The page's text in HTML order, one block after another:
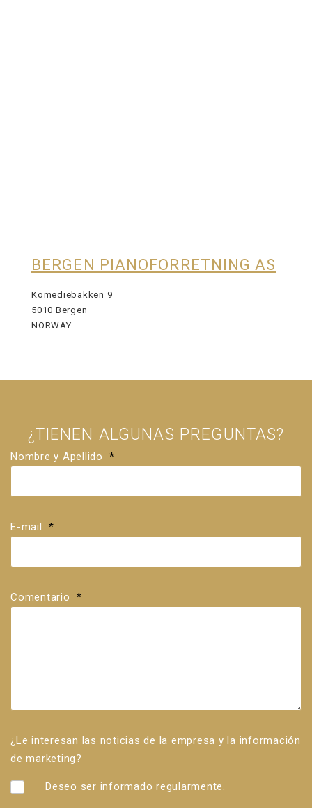
BERGEN PIANOFORRETNING AS
Komediebakken 9
5010 Bergen
NORWAY
¿TIENEN ALGUNAS PREGUNTAS?
Nombre y Apellido *
E-mail *
Comentario *
¿Le interesan las noticias de la empresa y la información
de marketing?
Deseo ser informado regularmente.